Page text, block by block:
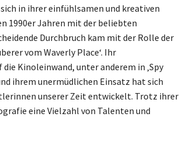
in ihrer einfühlsamen und kreativen
1990er Jahren mit der beliebten
Durchbruch kam mit der Rolle der
vom Waverly Place‘. Ihr
Kinoleinwand, unter anderem in ‚Spy
ihrem unermüdlichen Einsatz hat sich
unserer Zeit entwickelt. Trotz ihrer
eine Vielzahl von Talenten und